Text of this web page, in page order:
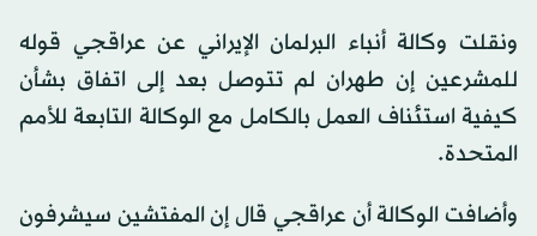
ونقلت وكالة أنباء البرلمان الإيراني عن عراقجي قوله
للمشرعين إن طهران لم تتوصل بعد إلى اتفاق بشأن
كيفية استئناف العمل بالكامل مع الوكالة التابعة للأمم
المتحدة.
وأضافت الوكالة أن عراقجي قال إن المفتشين سيشرفون